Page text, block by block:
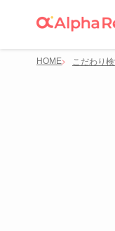
HOME こだわり